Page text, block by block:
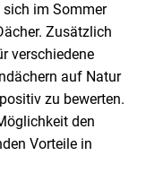
im Sommer
Zusätzlich
verschiedene
auf Natur
zu bewerten.
den
Vorteile in